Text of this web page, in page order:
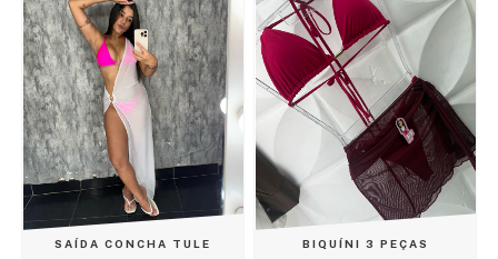
SAÍDA CONCHA TULE BIQUÍNI 3 PEÇAS